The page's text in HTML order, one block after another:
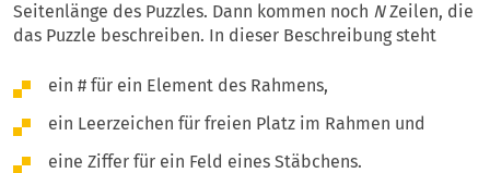
Seitenlänge des Puzzles. Dann kommen noch NZeilen, die
das Puzzle beschreiben. In dieser Beschreibung steht
ein # für ein Element des Rahmens,
ein Leerzeichen für freien Platz im Rahmen und
eine Ziffer für ein Feld eines Stäbchens.